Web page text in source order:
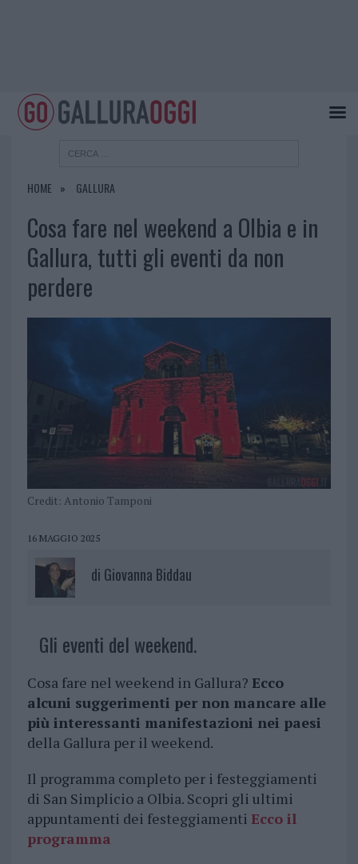
HOME GALLURA
Cosa fare nel weekend a Olbia e in
Gallura, tutti gli eventi da non
perdere
Credit: Antonio Tamponi
16 MAGGIO 2025
di Giovanna Biddau
Gli eventi del weekend.
Cosa fare nel weekend in Gallura? Ecco
alcuni suggerimenti per non mancare alle
più interessanti manifestazioni nei paesi
della Gallura per il weekend.
Il programma completo per i festeggiamenti
di San Simplicio a Olbia. Scopri gli ultimi
appuntamenti dei festeggiamenti Ecco il
programma